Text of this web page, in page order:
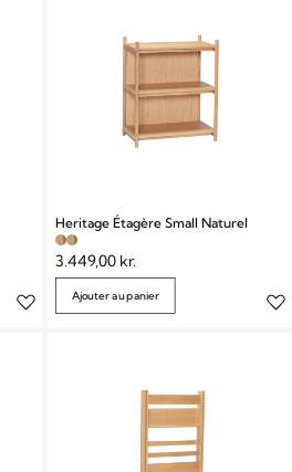
Heritage Étagère Small Naturel
3.449,00 kr.
Ajouter au panier